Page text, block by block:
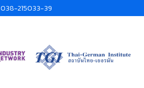
038-215033-39